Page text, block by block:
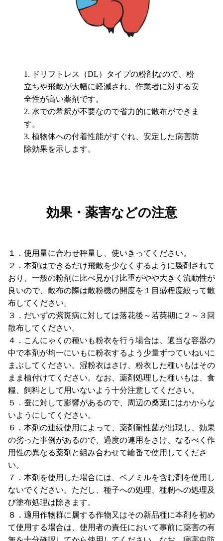
ドリフトレス（DL）タイプの粉剤なので、粉
立ちや飛散が大幅に軽減され、作業者に対する安
全性が高い薬剤です。
水での希釈が不要なので省力的に散布ができま
す。
植物体への付着性能がすぐれ、安定した病害防
除効果を示します。
効果・薬害などの注意
１．使用量に合わせ秤量し、使いきってください。
２．本剤はできるだけ飛散を少なくするように製剤されて
おり、一般の粉剤に比べ見かけ比重がやや大きく流動性が
良いので、散布の際は散粉機の開度を１目盛程度絞って散
布してください。
３．だいずの紫斑病に対しては落花後～若莢期に２～３回
散布してください。
４．こんにゃくの種いも粉衣を行う場合は、適当な容器の
中で本剤が均一にいもに粉衣するよう少量ずつていねいに
まぶしてください。湿粉衣はさけ、粉衣した種いもはその
まま植付けてください。なお、薬剤処理した種いもは、食
糧、飼料として用いないよう十分注意してください。
５．蚕に対して影響があるので、周辺の桑葉にはかからな
いようにしてください。
６．本剤の連続使用によって、薬剤耐性菌が出現し、効果
の劣った事例があるので、過度の連用をさけ、なるべく作
用性の異なる薬剤と組み合わせて輪番で使用してくださ
い。
７．本剤を使用した場合には、ベノミルを含む剤を使用し
ないでください。ただし、種子への処理、種籾への処理及
び塗布処理は除きます。
８．適用作物群に属する作物又はその新品種に本剤を初め
て使用する場合は、使用者の責任において事前に薬害の有